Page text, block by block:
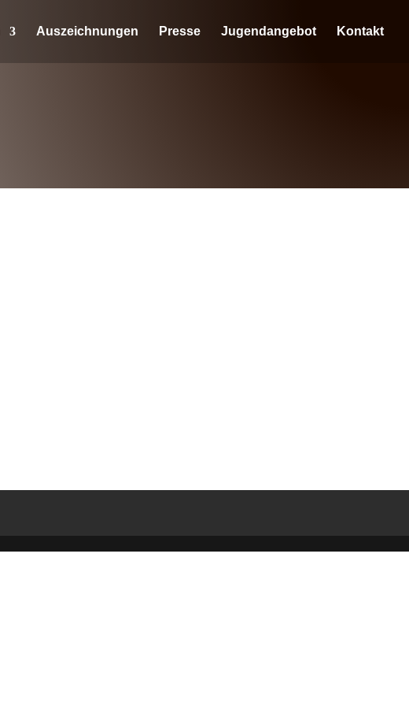
Auszeichnungen Presse Jugendangebot Kontakt